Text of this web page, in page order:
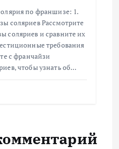
по франшизе: 1.
соляриев Рассмотрите
соляриев и сравните их
требования
с франчайзи
чтобы узнать об…